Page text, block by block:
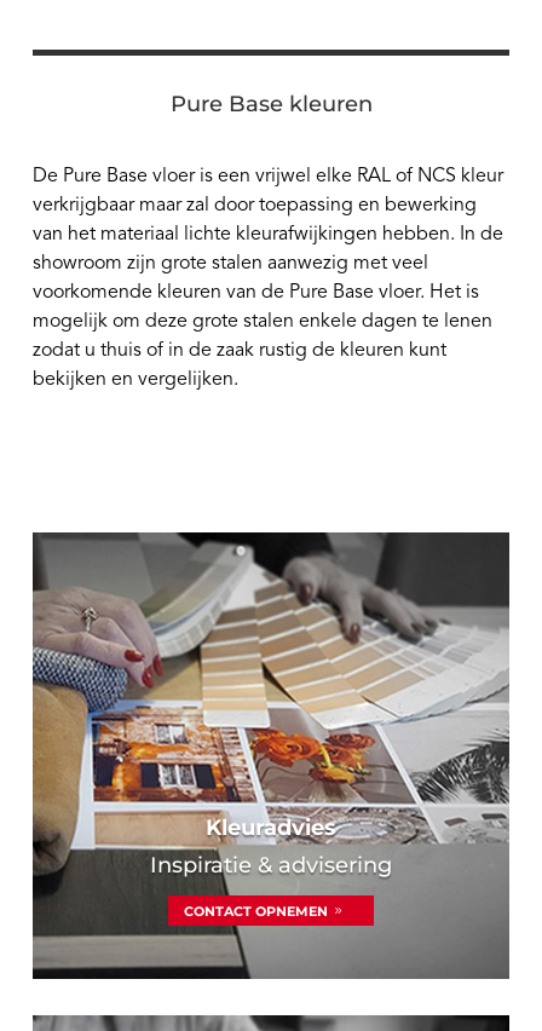
Pure Base kleuren
De Pure Base vloer is een vrijwel elke RAL of NCS kleur
verkrijgbaar maar zal door toepassing en bewerking
van het materiaal lichte kleurafwijkingen hebben. In de
showroom zijn grote stalen aanwezig met veel
voorkomende kleuren van de Pure Base vloer. Het is
mogelijk om deze grote stalen enkele dagen te lenen
zodat u thuis of in de zaak rustig de kleuren kunt
bekijken en vergelijken.
Kleuradvies
Inspiratie & advisering
CONTACT OPNEMEN